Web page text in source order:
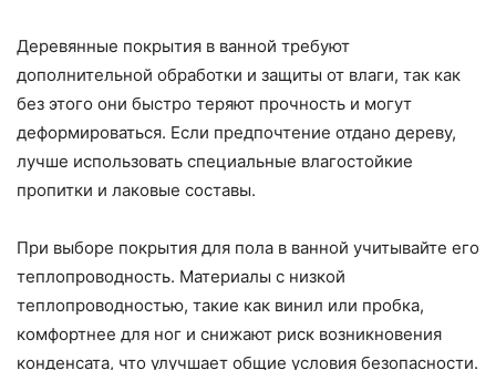
Деревянные покрытия в ванной требуют
дополнительной обработки и защиты от влаги, так как
без этого они быстро теряют прочность и могут
деформироваться. Если предпочтение отдано дереву,
лучше использовать специальные влагостойкие
пропитки и лаковые составы.
При выборе покрытия для пола в ванной учитывайте его
теплопроводность. Материалы с низкой
теплопроводностью, такие как винил или пробка,
комфортнее для ног и снижают риск возникновения
конденсата, что улучшает общие условия безопасности.